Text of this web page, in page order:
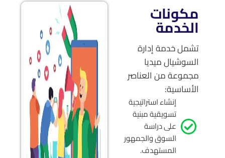
مكونات
الخدمة
تشمل خدمة إدارة
السوشيال ميديا
مجموعة من العناصر
الأساسية:
إنشاء استراتيجية
تسويقية مبنية
على دراسة
السوق والجمهور
المستهدف.